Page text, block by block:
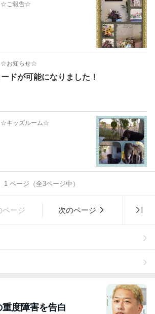
☆ご報告☆
☆お知らせ☆
ドが可能になりました！
☆キッズルーム☆
1 ページ（全3ページ中）
ページ 次のページ
度障害を告白